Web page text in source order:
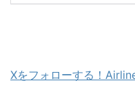
Xをフォローする！